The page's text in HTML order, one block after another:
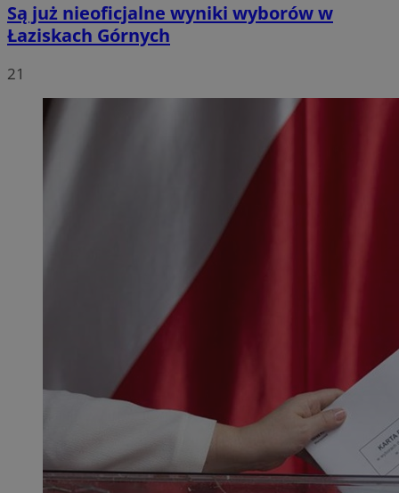
Są już nieoficjalne wyniki wyborów w
Łaziskach Górnych
21